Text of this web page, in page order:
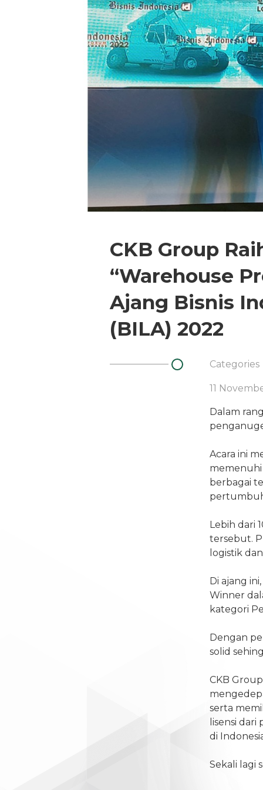
CKB Group
“Warehouse
Ajang Bisnis
(BILA) 2022
Categories
11
Dalam
Acara ini
memenuhi
berbagai
Lebih dari
tersebut.
logistik
Di ajang
Winner
kategori
Dengan
solid
CKB
serta
lisensi
di
Sekali lagi